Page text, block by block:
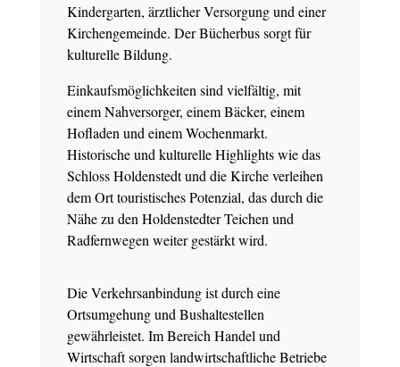
Kindergarten, ärztlicher Versorgung und einer
Kirchengemeinde. Der Bücherbus sorgt für
kulturelle Bildung.
Einkaufsmöglichkeiten sind vielfältig, mit
einem Nahversorger, einem Bäcker, einem
Hofladen und einem Wochenmarkt.
Historische und kulturelle Highlights wie das
Schloss Holdenstedt und die Kirche verleihen
dem Ort touristisches Potenzial, das durch die
Nähe zu den Holdenstedter Teichen und
Radfernwegen weiter gestärkt wird.
Die Verkehrsanbindung ist durch eine
Ortsumgehung und Bushaltestellen
gewährleistet. Im Bereich Handel und
Wirtschaft sorgen landwirtschaftliche Betriebe